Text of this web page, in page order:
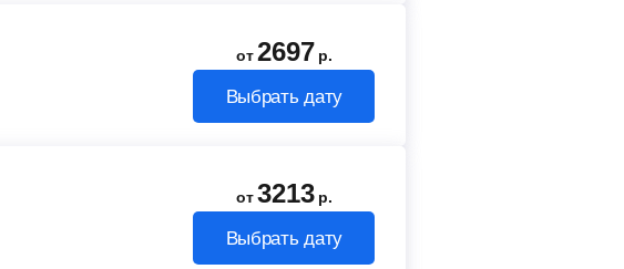
от2697 р.
Выбрать дату
от3213 р.
Выбрать дату